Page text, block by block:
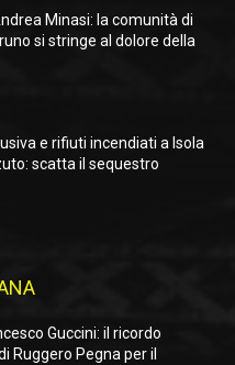
Minasi: la comunità di
si stringe al dolore della
e rifiuti incendiati a Isola
scatta il sequestro
Guccini: il ricordo
Ruggero Pegna per il